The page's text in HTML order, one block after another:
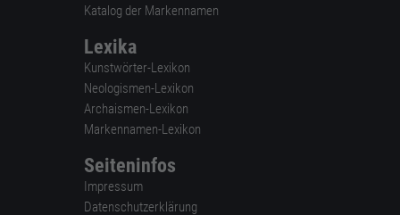
Katalog der Markennamen
Lexika
Kunstwörter-Lexikon
Neologismen-Lexikon
Archaismen-Lexikon
Markennamen-Lexikon
Seiteninfos
Impressum
Datenschutzerklärung